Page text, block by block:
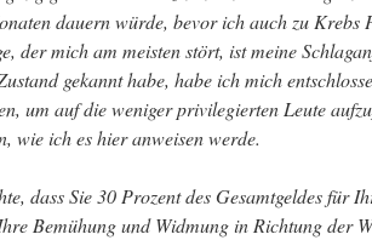
dauern würde, bevor ich auch zu Krebs
der mich am meisten stört, ist meine
gekannt habe, habe ich mich
um auf die weniger privilegierten Leute
wie ich es hier anweisen werde.
dass Sie 30 Prozent des Gesamtgeldes für
Bemühung und Widmung in Richtung der